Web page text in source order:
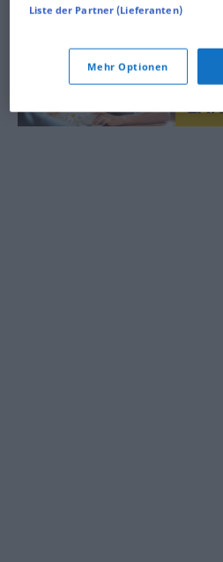
Liste der Partner (Lieferanten)
Mehr Optionen